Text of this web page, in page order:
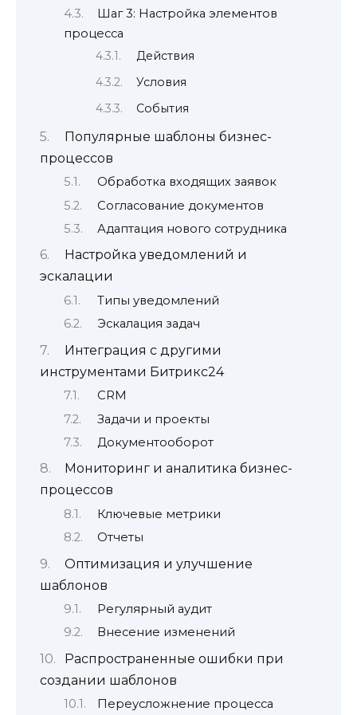
Шаг 3: Настройка элементов
процесса
Действия
Условия
События
Популярные шаблоны бизнес-
процессов
Обработка входящих заявок
Согласование документов
Адаптация нового сотрудника
Настройка уведомлений и
эскалации
Типы уведомлений
Эскалация задач
Интеграция с другими
инструментами Битрикс24
CRM
Задачи и проекты
Документооборот
Мониторинг и аналитика бизнес-
процессов
Ключевые метрики
Отчеты
Оптимизация и улучшение
шаблонов
Регулярный аудит
Внесение изменений
Распространенные ошибки при
создании шаблонов
Переусложнение процесса